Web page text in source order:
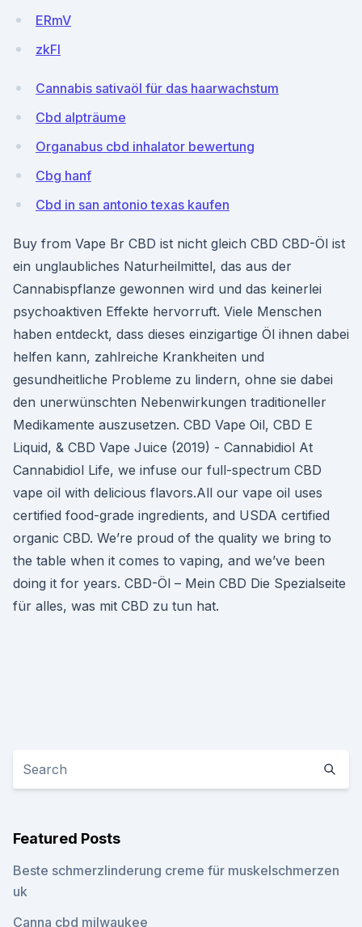
ERmV
zkFl
Cannabis sativaöl für das haarwachstum
Cbd alpträume
Organabus cbd inhalator bewertung
Cbg hanf
Cbd in san antonio texas kaufen
Buy from Vape Br CBD ist nicht gleich CBD CBD-Öl ist
ein unglaubliches Naturheilmittel, das aus der
Cannabispflanze gewonnen wird und das keinerlei
psychoaktiven Effekte hervorruft. Viele Menschen
haben entdeckt, dass dieses einzigartige Öl ihnen dabei
helfen kann, zahlreiche Krankheiten und
gesundheitliche Probleme zu lindern, ohne sie dabei
den unerwünschten Nebenwirkungen traditioneller
Medikamente auszusetzen. CBD Vape Oil, CBD E
Liquid, & CBD Vape Juice (2019) - Cannabidiol At
Cannabidiol Life, we infuse our full-spectrum CBD
vape oil with delicious flavors.All our vape oil uses
certified food-grade ingredients, and USDA certified
organic CBD. We’re proud of the quality we bring to
the table when it comes to vaping, and we’ve been
doing it for years. CBD-Öl – Mein CBD Die Spezialseite
für alles, was mit CBD zu tun hat.
Featured Posts
Beste schmerzlinderung creme für muskelschmerzen
uk
Canna cbd milwaukee